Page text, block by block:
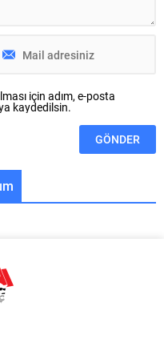
yürüttüğü...
için adım, e-posta
kaydedilsin.